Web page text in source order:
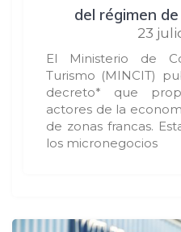
del régimen
23
El Ministerio de
Turismo (MINCIT)
decreto* que
actores de la
de zonas francas.
los micronegocios